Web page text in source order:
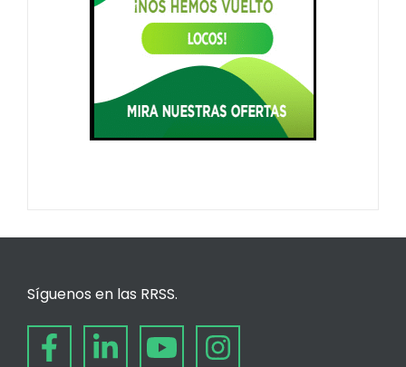
Síguenos en las RRSS.